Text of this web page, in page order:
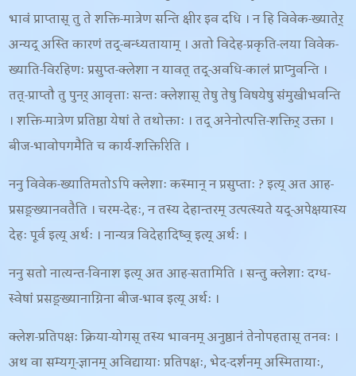
भावं प्राप्तास् तु ते शक्ति-मात्रेण सन्ति क्षीर इव दधि । न हि विवेक-ख्यातेर्
अन्यद् अस्ति कारणं तद्-बन्ध्यतायाम् । अतो विदेह-प्रकृति-लया विवेक-
ख्याति-विरहिणः प्रसुप्त-क्लेशा न यावत् तद्-अवधि-कालं प्राप्नुवन्ति ।
तत्-प्राप्तौ तु पुनर् आवृत्ताः सन्तः क्लेशास् तेषु तेषु विषयेषु संमुखीभवन्ति
। शक्ति-मात्रेण प्रतिष्ठा येषां ते तथोक्ताः । तद् अनेनोत्पत्ति-शक्तिर् उक्ता ।
बीज-भावोपगमैति च कार्य-शक्तिरिति ।
ननु विवेक-ख्यातिमतोऽपि क्लेशाः कस्मान् न प्रसुप्ताः ? इत्य् अत आह-
प्रसङ्ख्यानवतैति । चरम-देहः, न तस्य देहान्तरम् उत्पत्स्यते यद्-अपेक्षयास्य
देहः पूर्व इत्य् अर्थः । नान्यत्र विदेहादिष्व् इत्य् अर्थः ।
ननु सतो नात्यन्त-विनाश इत्य् अत आह-सतामिति । सन्तु क्लेशाः दग्ध-
स्वेषां प्रसङ्ख्यानाग्निना बीज-भाव इत्य् अर्थः ।
क्लेश-प्रतिपक्षः क्रिया-योगस् तस्य भावनम् अनुष्ठानं तेनोपहतास् तनवः ।
अथ वा सम्यग्-ज्ञानम् अविद्यायाः प्रतिपक्षः, भेद-दर्शनम् अस्मितायाः,